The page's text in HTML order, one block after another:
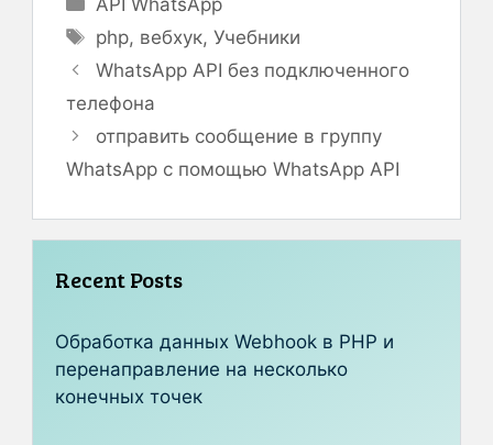
API WhatsApp
Метки
php, вебхук,Учебники
WhatsApp API без подключенного
телефона
отправить сообщение в группу
WhatsApp с помощью WhatsApp API
Recent Posts
Обработка данных Webhook в PHP и
перенаправление на несколько
конечных точек